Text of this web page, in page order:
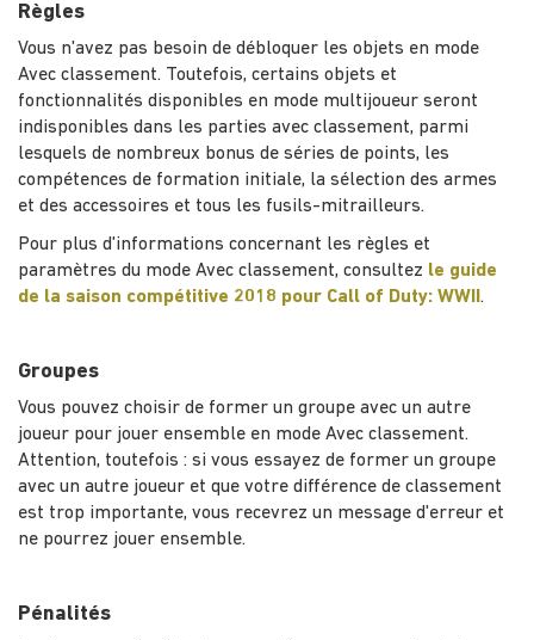
Règles
Vous n'avez pas besoin de débloquer les objets en mode
Avec classement. Toutefois, certains objets et
fonctionnalités disponibles en mode multijoueur seront
indisponibles dans les parties avec classement, parmi
lesquels de nombreux bonus de séries de points, les
compétences de formation initiale, la sélection des armes
et des accessoires et tous les fusils-mitrailleurs.
Pour plus d'informations concernant les règles et
paramètres du mode Avec classement, consultez le guide
de la saison compétitive 2018 pour Call of Duty: WWII .
Groupes
Vous pouvez choisir de former un groupe avec un autre
joueur pour jouer ensemble en mode Avec classement.
Attention, toutefois : si vous essayez de former un groupe
avec un autre joueur et que votre différence de classement
est trop importante, vous recevrez un message d'erreur et
ne pourrez jouer ensemble.
Pénalités